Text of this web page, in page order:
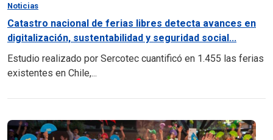
Noticias
Catastro nacional de ferias libres detecta avances en
digitalización, sustentabilidad y seguridad social...
Estudio realizado por Sercotec cuantificó en 1.455 las ferias
existentes en Chile,...